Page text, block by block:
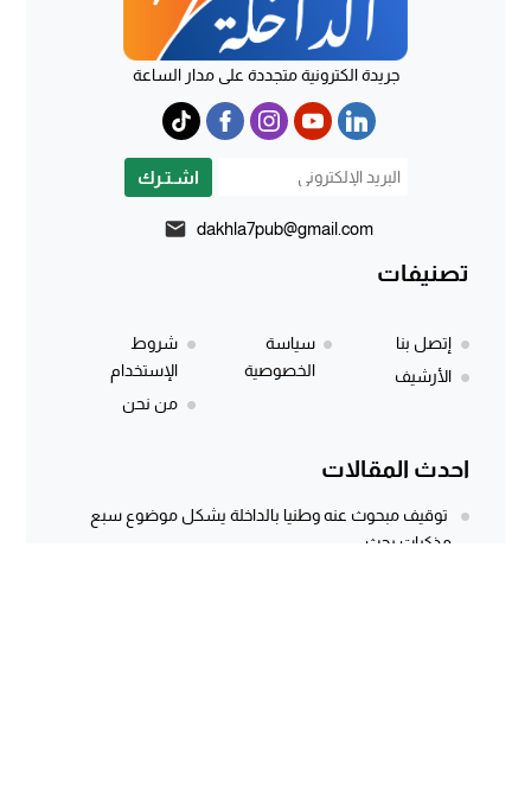
جريدة الكترونية متجددة على مدار الساعة
اشـتـرك
dakhla7pub@gmail.com
تصنيفات
إتصل بنا
الأرشيف
سياسة
الخصوصية
شروط
الإستخدام
من نحن
احدث المقالات
توقيف مبحوث عنه وطنيا بالداخلة يشكل موضوع سبع
مذكرات بحث